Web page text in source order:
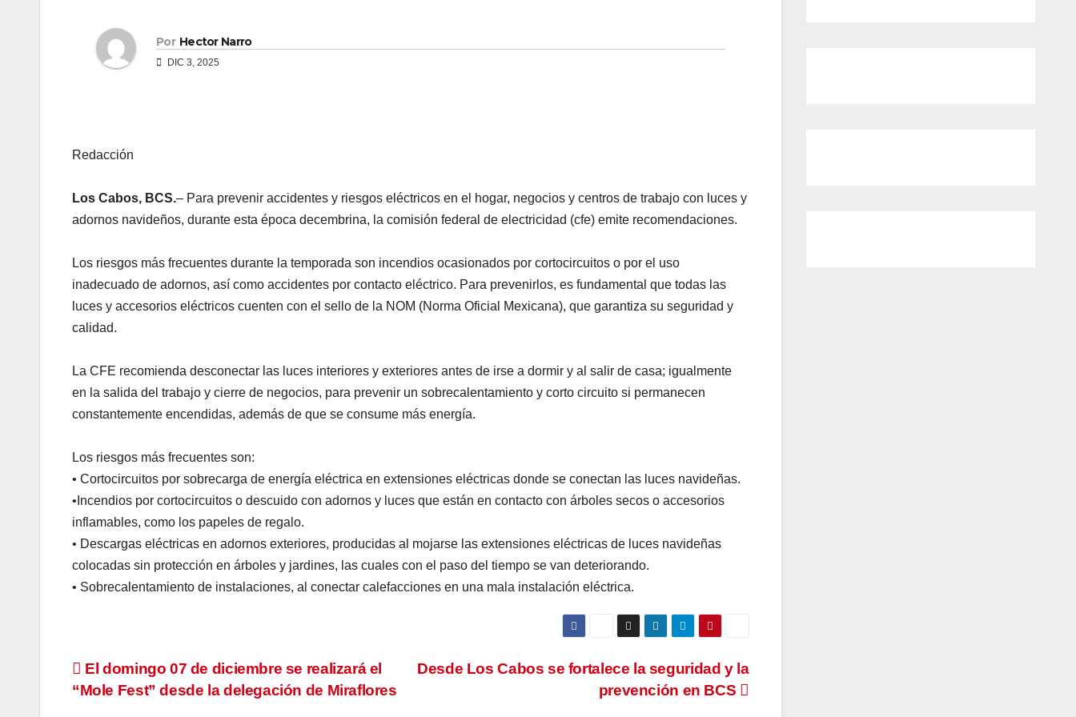
Por Hector Narro
DIC 3, 2025
Redacción
Los Cabos, BCS.– Para prevenir accidentes y riesgos eléctricos en el hogar, negocios y centros de trabajo con luces y
adornos navideños, durante esta época decembrina, la comisión federal de electricidad (cfe) emite recomendaciones.
Los riesgos más frecuentes durante la temporada son incendios ocasionados por cortocircuitos o por el uso
inadecuado de adornos, así como accidentes por contacto eléctrico. Para prevenirlos, es fundamental que todas las
luces y accesorios eléctricos cuenten con el sello de la NOM (Norma Oficial Mexicana), que garantiza su seguridad y
calidad.
La CFE recomienda desconectar las luces interiores y exteriores antes de irse a dormir y al salir de casa; igualmente
en la salida del trabajo y cierre de negocios, para prevenir un sobrecalentamiento y corto circuito si permanecen
constantemente encendidas, además de que se consume más energía.
Los riesgos más frecuentes son:
• Cortocircuitos por sobrecarga de energía eléctrica en extensiones eléctricas donde se conectan las luces navideñas.
•Incendios por cortocircuitos o descuido con adornos y luces que están en contacto con árboles secos o accesorios
inflamables, como los papeles de regalo.
• Descargas eléctricas en adornos exteriores, producidas al mojarse las extensiones eléctricas de luces navideñas
colocadas sin protección en árboles y jardines, las cuales con el paso del tiempo se van deteriorando.
• Sobrecalentamiento de instalaciones, al conectar calefacciones en una mala instalación eléctrica.
Navegación
Desde Los Cabos se fortalece la seguridad y la
prevención en BCS
El domingo 07 de diciembre se realizará el
“Mole Fest” desde la delegación de Miraflores